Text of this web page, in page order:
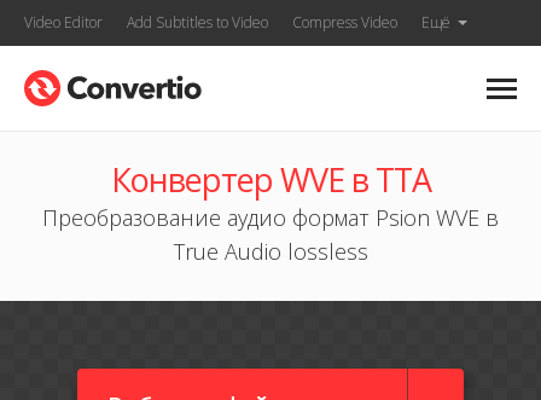
Video Editor Add Subtitles to Video Compress Video Ещё
Конвертер WVE в TTA
Преобразование аудио формат Psion WVE в
True Audio lossless